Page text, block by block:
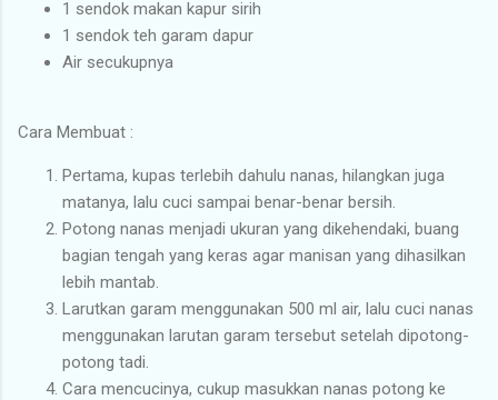
1 sendok makan kapur sirih
1 sendok teh garam dapur
Air secukupnya
Cara Membuat :
Pertama, kupas terlebih dahulu nanas, hilangkan juga
matanya, lalu cuci sampai benar-benar bersih.
Potong nanas menjadi ukuran yang dikehendaki, buang
bagian tengah yang keras agar manisan yang dihasilkan
lebih mantab.
Larutkan garam menggunakan 500 ml air, lalu cuci nanas
menggunakan larutan garam tersebut setelah dipotong-
potong tadi.
Cara mencucinya, cukup masukkan nanas potong ke